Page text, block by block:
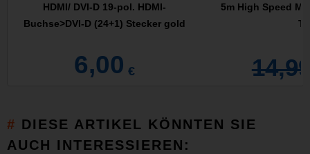
HDMI/ DVI-D 19-pol. HDMI-
Buchse>DVI-D (24+1) Stecker gold
6,00 €
5m High Speed
DIESE ARTIKEL KÖNNTEN SIE
AUCH INTERESSIEREN: